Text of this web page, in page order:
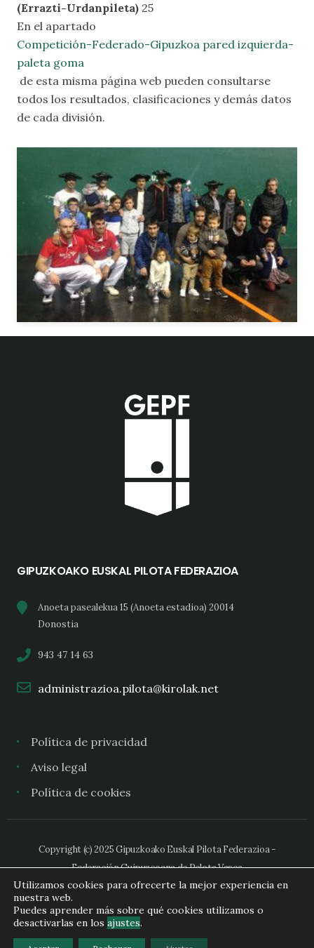
(Errazti-Urdanpileta) 25
En el apartado
Competición-Federado-Gipuzkoa pared izquierda-
paleta goma
de esta misma página web pueden consultarse
todos los resultados, clasificaciones y demás datos
de cada división.
GIPUZKOAKO EUSKAL PILOTA FEDERAZIOA
Anoeta pasealekua 15 (Anoeta estadioa) 20014
Donostia
943 47 14 63
administrazioa.pilota@kirolak.net
Política de privacidad
Aviso legal
Política de cookies
Copyright (c) 2025 Gipuzkoako Euskal Pilota Federazioa -
Federación Guipuzcoana de Pelota Vasca
Utilizamos cookies para ofrecerte la mejor experiencia en
nuestra web.
Puedes aprender más sobre qué cookies utilizamos o
desactivarlas en los ajustes.